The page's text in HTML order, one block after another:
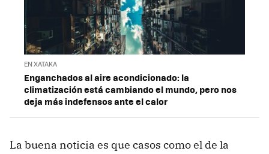
EN XATAKA
Enganchados al aire acondicionado: la
climatización está cambiando el mundo, pero nos
deja más indefensos ante el calor
La buena noticia es que casos como el de la